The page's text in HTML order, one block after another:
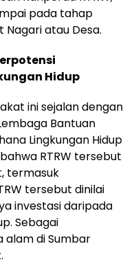
pada tahap
atau Desa.
Hidup
ini sejalan dengan
Bantuan
Lingkungan Hidup
RTRW tersebut
termasuk
tersebut dinilai
investasi daripada
Sebagai
alam di Sumbar